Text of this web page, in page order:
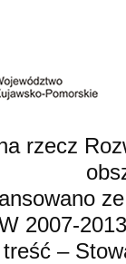
rzecz
2007-
–